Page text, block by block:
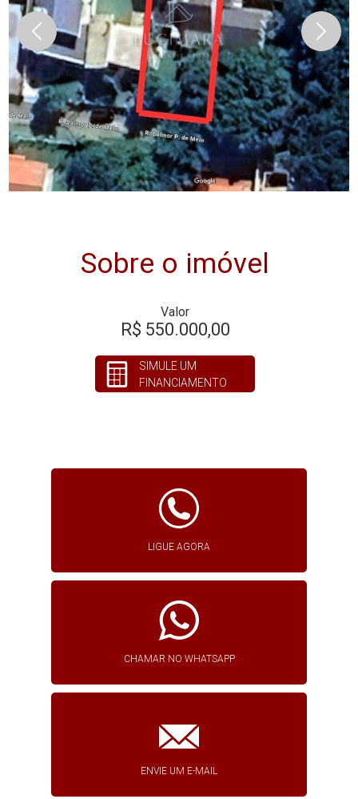
Sobre o imóvel
Valor
R$ 550.000,00
SIMULE UM
FINANCIAMENTO
LIGUE AGORA
CHAMAR NO WHATSAPP
ENVIE UM E-MAIL